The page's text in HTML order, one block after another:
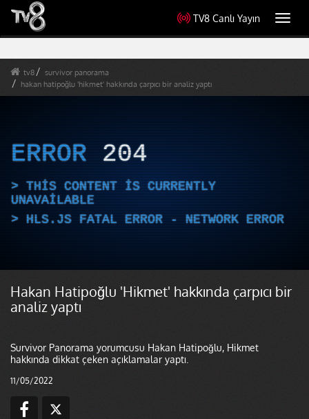
TV8 Canlı Yayın
tv8
survivor panorama
hakan hatipoğlu 'hikmet' hakkında çarpıcı bir analiz yaptı
ERROR 204
THIS CONTENT IS CURRENTLY
UNAVAILABLE
HLS.JS FATAL ERROR - NETWORK ERROR
Hakan Hatipoğlu 'Hikmet' hakkında çarpıcı bir
analiz yaptı
Survivor Panorama yorumcusu Hakan Hatipoğlu, Hikmet
hakkında dikkat çeken açıklamalar yaptı.
11/05/2022